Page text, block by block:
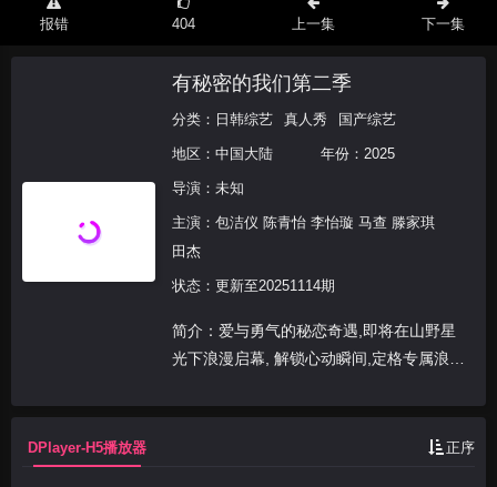
报错 404 上一集 下一集
有秘密的我们第二季
分类： 日韩综艺 真人秀 国产综艺
地区： 中国大陆 年份： 2025
导演：未知
主演： 包洁仪 陈青怡 李怡璇 马查 滕家琪
田杰
状态：更新至20251114期
简介：爱与勇气的秘恋奇遇,即将在山野星
光下浪漫启幕, 解锁心动瞬间,定格专属浪漫
DPlayer-H5播放器 正序